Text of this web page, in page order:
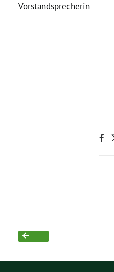
Vorstandsprecherin